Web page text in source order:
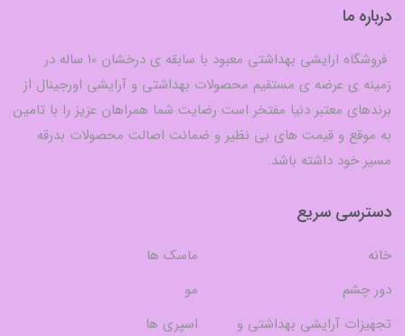
درباره ما
فروشگاه ارایشی بهداشتی معبود با سابقه ی درخشان 10 ساله در
زمینه ی عرضه ی مستقیم محصولات بهداشتی و آرایشی اورجینال از
برندهای معتبر دنیا مفتخر است رضایت شما همراهان عزیز را با تامین
به موقع و قیمت های بی نظیر و ضمانت اصالت محصولات بدرقه
مسیر خود داشته باشد.
دسترسی سریع
خانه
ماسک ها
دور چشم
مو
تجهیزات آرایشی بهداشتی و
اسپری ها